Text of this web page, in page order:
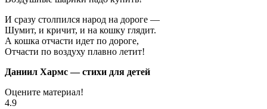
И сразу столпился народ на дороге —
Шумит, и кричит, и на кошку глядит.
А кошка отчасти идет по дороге,
Отчасти по воздуху плавно летит!
Даниил Хармс — стихи для детей
Оцените материал!
4.9